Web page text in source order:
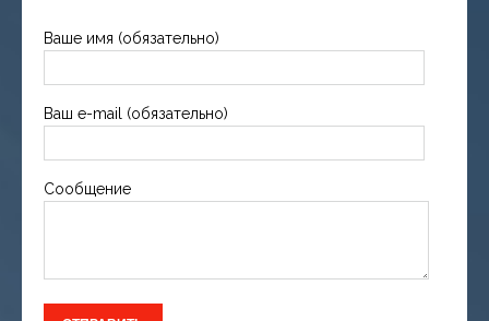
Ваше имя (обязательно)
Ваш e-mail (обязательно)
Сообщение